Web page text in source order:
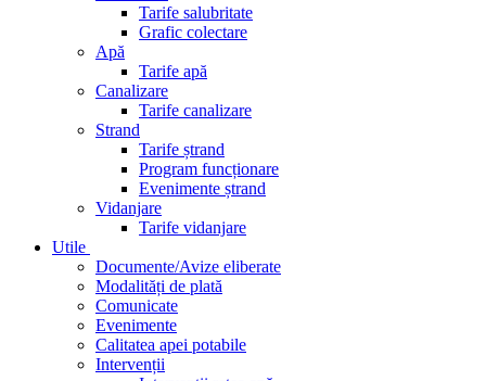
Tarife salubritate
Grafic colectare
Apă
Tarife apă
Canalizare
Tarife canalizare
Strand
Tarife ștrand
Program funcționare
Evenimente ștrand
Vidanjare
Tarife vidanjare
Utile
Documente/Avize eliberate
Modalități de plată
Comunicate
Evenimente
Calitatea apei potabile
Intervenții